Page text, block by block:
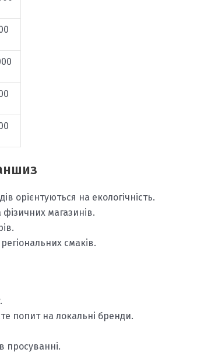
орієнтуються на екологічність.
магазинів.
смаків.
попит на локальні бренди.
просуванні.